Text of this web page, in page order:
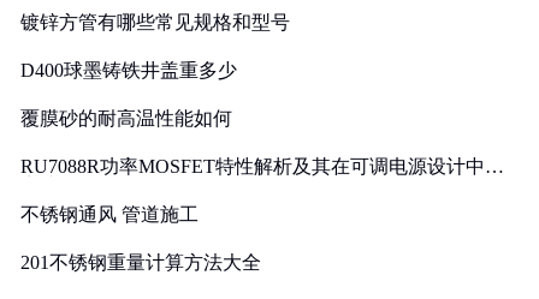
镀锌方管有哪些常见规格和型号
D400球墨铸铁井盖重多少
覆膜砂的耐高温性能如何
RU7088R功率MOSFET特性解析及其在可调电源设计中的
不锈钢通风 管道施工
201不锈钢重量计算方法大全